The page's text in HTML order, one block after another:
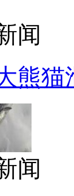
闻
熊猫
闻